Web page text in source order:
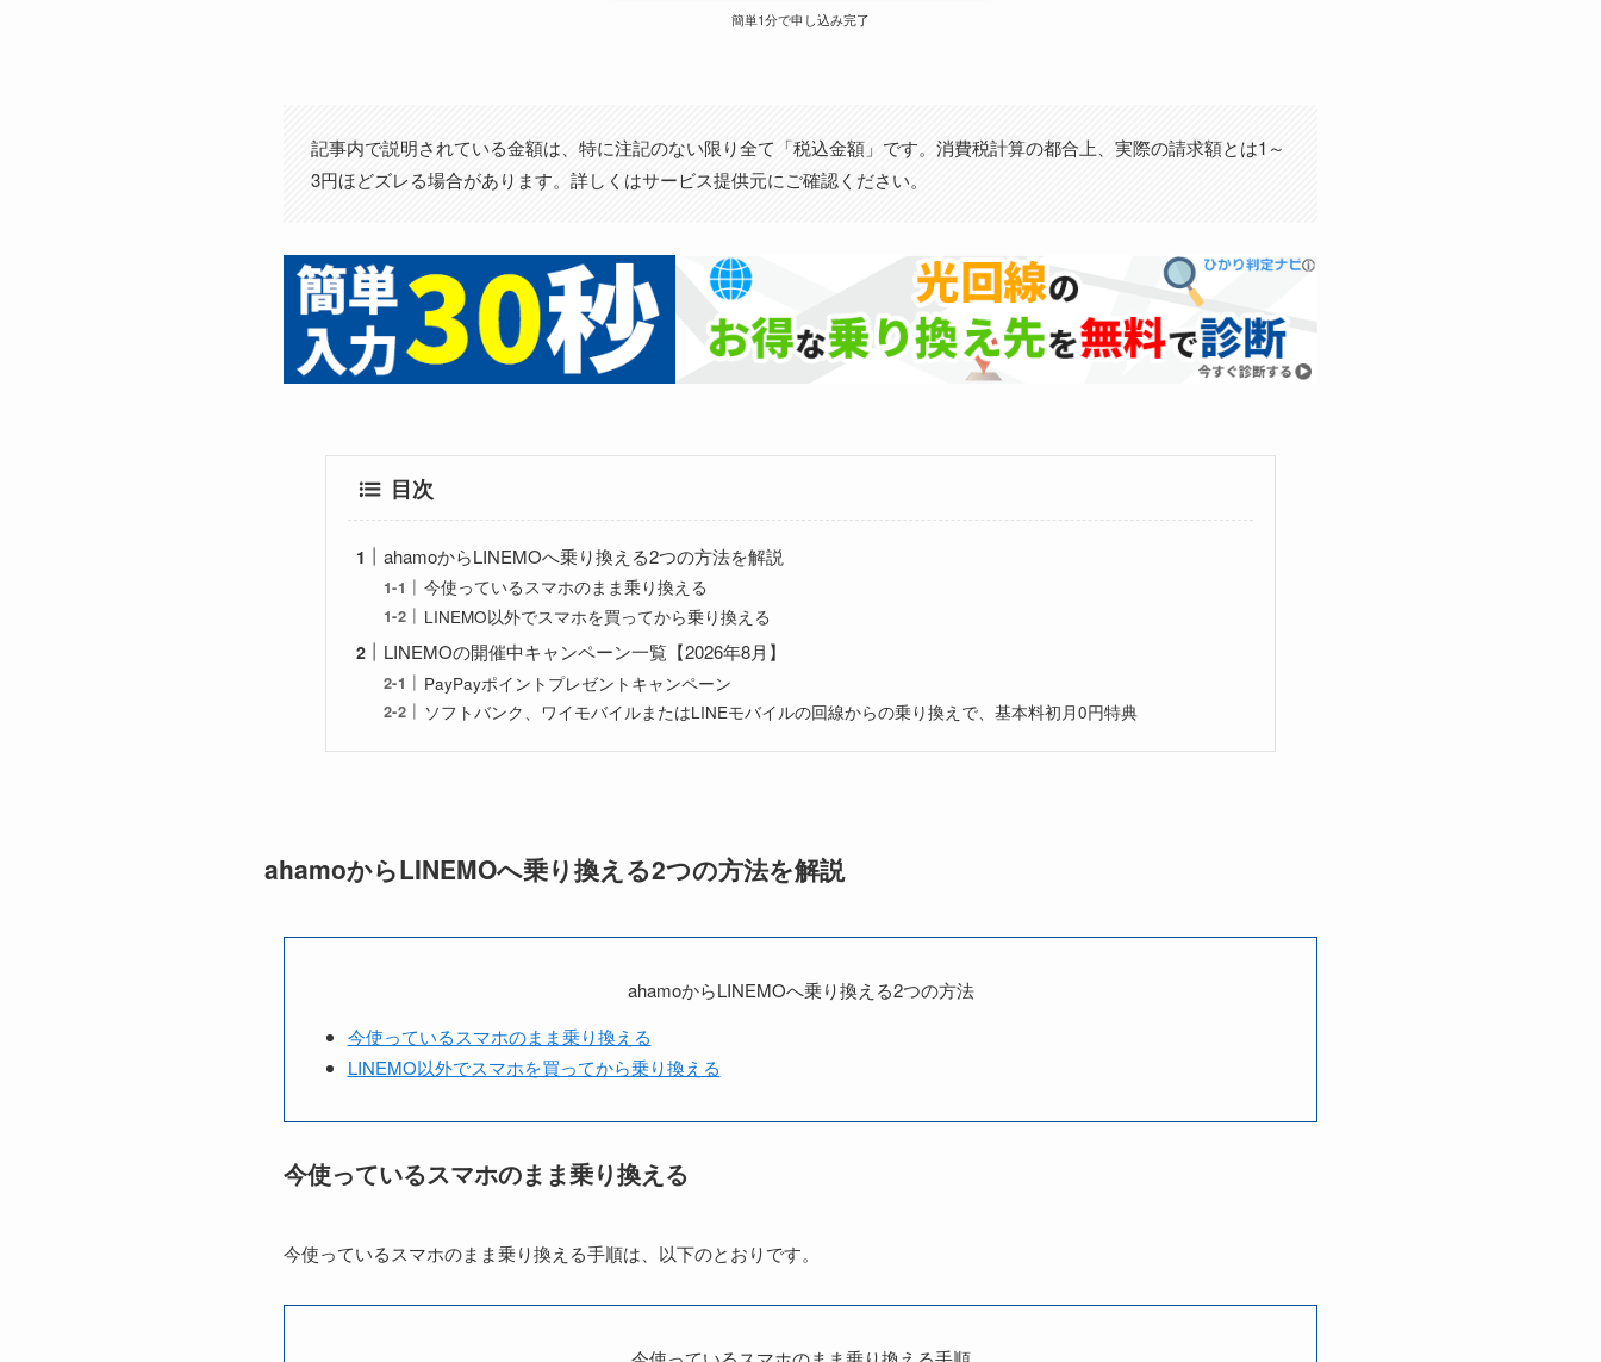
簡単1分で申し込み完了
記事内で説明されている金額は、特に注記のない限り全て「税込金額」です。消費税計算の都合上、実際の請求額とは1～
3円ほどズレる場合があります。詳しくはサービス提供元にご確認ください。
目次
ahamoからLINEMOへ乗り換える2つの方法を解説
今使っているスマホのまま乗り換える
LINEMO以外でスマホを買ってから乗り換える
LINEMOの開催中キャンペーン一覧【2026年8月】
PayPayポイントプレゼントキャンペーン
ソフトバンク、ワイモバイルまたはLINEモバイルの回線からの乗り換えで、基本料初月0円特典
ahamoからLINEMOへ乗り換える2つの方法を解説
ahamoからLINEMOへ乗り換える2つの方法
今使っているスマホのまま乗り換える
LINEMO以外でスマホを買ってから乗り換える
今使っているスマホのまま乗り換える
今使っているスマホのまま乗り換える手順は、以下のとおりです。